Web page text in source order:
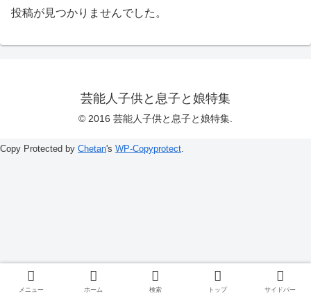
投稿が見つかりませんでした。
芸能人子供と息子と娘特集
© 2016 芸能人子供と息子と娘特集.
メニュー ホーム 検索 トップ サイドバー
Copy Protected by Chetan's WP-Copyprotect.